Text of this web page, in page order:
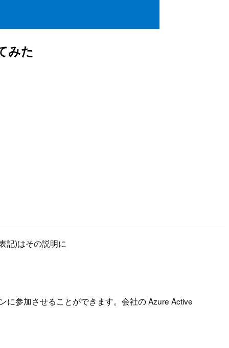
みた
記)はその説明に
に参加させることができます。会社の Azure Active